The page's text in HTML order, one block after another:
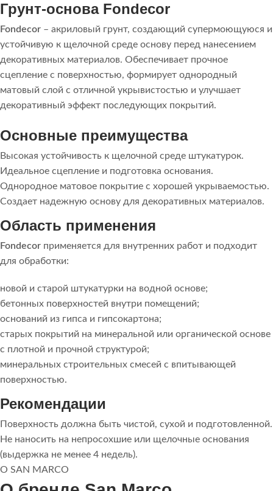
Грунт-основа Fondecor
Fondecor – акриловый грунт, создающий супермоющуюся и
устойчивую к щелочной среде основу перед нанесением
декоративных материалов. Обеспечивает прочное
сцепление с поверхностью, формирует однородный
матовый слой с отличной укрывистостью и улучшает
декоративный эффект последующих покрытий.
Основные преимущества
Высокая устойчивость к щелочной среде штукатурок.
Идеальное сцепление и подготовка основания.
Однородное матовое покрытие с хорошей укрываемостью.
Создает надежную основу для декоративных материалов.
Область применения
Fondecor применяется для внутренних работ и подходит
для обработки:
новой и старой штукатурки на водной основе;
бетонных поверхностей внутри помещений;
оснований из гипса и гипсокартона;
старых покрытий на минеральной или органической основе
с плотной и прочной структурой;
минеральных строительных смесей с впитывающей
поверхностью.
Рекомендации
Поверхность должна быть чистой, сухой и подготовленной.
Не наносить на непросохшие или щелочные основания
(выдержка не менее 4 недель).
О SAN MARCO